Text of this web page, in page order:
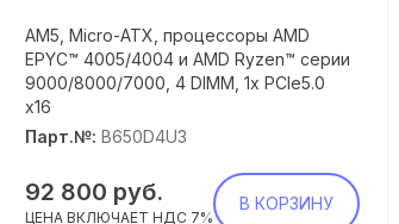
AM5, Micro-ATX, процессоры AMD
EPYC™ 4005/4004 и AMD Ryzen™ серии
9000/8000/7000, 4 DIMM, 1x PCIe5.0
x16
Парт.№: B650D4U3
92 800 руб.
ЦЕНА ВКЛЮЧАЕТ НДС 7%
В КОРЗИНУ